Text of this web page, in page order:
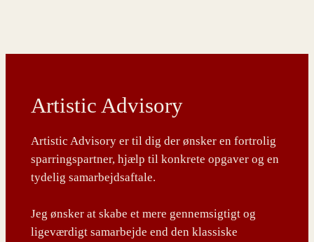
Artistic Advisory
Artistic Advisory er til dig der ønsker en fortrolig
sparringspartner, hjælp til konkrete opgaver og en
tydelig samarbejdsaftale.
Jeg ønsker at skabe et mere gennemsigtigt og
ligeværdigt samarbejde end den klassiske